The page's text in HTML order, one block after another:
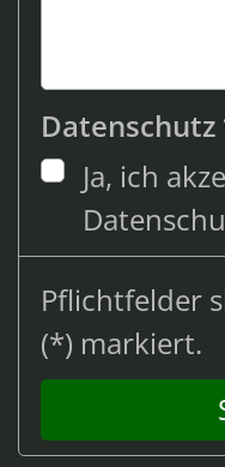
Datenschutz
Ja, ich
Pflichtfelder
(*) markiert.